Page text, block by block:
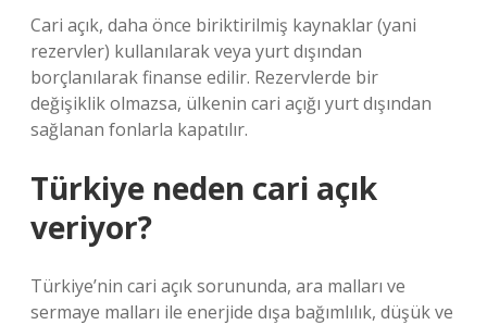
Cari açık, daha önce biriktirilmiş kaynaklar (yani
rezervler) kullanılarak veya yurt dışından
borçlanılarak finanse edilir. Rezervlerde bir
değişiklik olmazsa, ülkenin cari açığı yurt dışından
sağlanan fonlarla kapatılır.
Türkiye neden cari açık
veriyor?
Türkiye’nin cari açık sorununda, ara malları ve
sermaye malları ile enerjide dışa bağımlılık, düşük ve